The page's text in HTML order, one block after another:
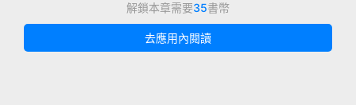
解鎖本章需要35書幣
去應用內閱讀